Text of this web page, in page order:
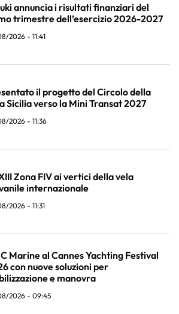
annuncia i risultati finanziari del
trimestre dell’esercizio 2026-2027
2026 - 11:41
il progetto del Circolo della
Sicilia verso la Mini Transat 2027
2026 - 11:36
Zona FIV ai vertici della vela
internazionale
2026 - 11:31
Marine al Cannes Yachting Festival
con nuove soluzioni per
e manovra
2026 - 09:45